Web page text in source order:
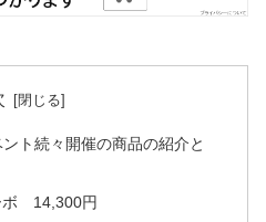
ト続々開催の商品の紹介と
ボ 14,300円